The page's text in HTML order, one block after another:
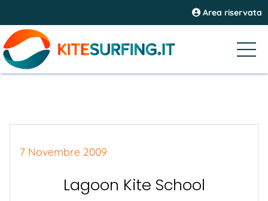
Area riservata
7 Novembre 2009
Lagoon Kite School